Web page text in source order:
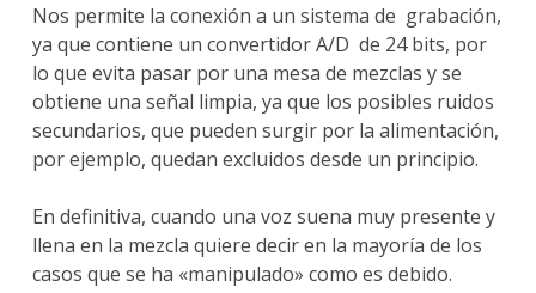
Nos permite la conexión a un sistema de grabación,
ya que contiene un convertidor A/D de 24 bits, por
lo que evita pasar por una mesa de mezclas y se
obtiene una señal limpia, ya que los posibles ruidos
secundarios, que pueden surgir por la alimentación,
por ejemplo, quedan excluidos desde un principio.
En definitiva, cuando una voz suena muy presente y
llena en la mezcla quiere decir en la mayoría de los
casos que se ha «manipulado» como es debido.